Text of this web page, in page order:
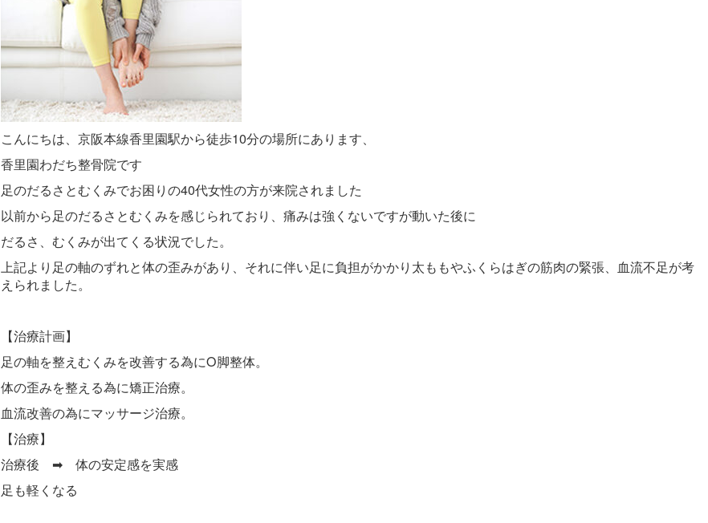
こんにちは、京阪本線香里園駅から徒歩10分の場所にあります、
香里園わだち整骨院です
足のだるさとむくみでお困りの40代女性の方が来院されました
以前から足のだるさとむくみを感じられており、痛みは強くないですが動いた後に
だるさ、むくみが出てくる状況でした。
上記より足の軸のずれと体の歪みがあり、それに伴い足に負担がかかり太ももやふくらはぎの筋肉の緊張、血流不足が考
えられました。
【治療計画】
足の軸を整えむくみを改善する為にO脚整体。
体の歪みを整える為に矯正治療。
血流改善の為にマッサージ治療。
【治療】
治療後 ➡ 体の安定感を実感
足も軽くなる